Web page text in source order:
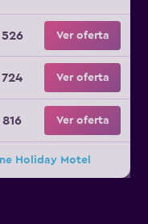
526 Ver oferta
724 Ver oferta
816 Ver oferta
Holiday Motel